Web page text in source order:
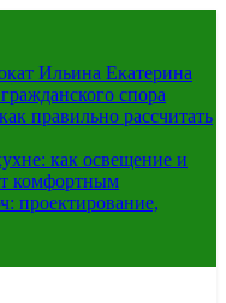
Ильина Екатерина
спора
правильно рассчитать
как освещение и
комфортным
проектирование,